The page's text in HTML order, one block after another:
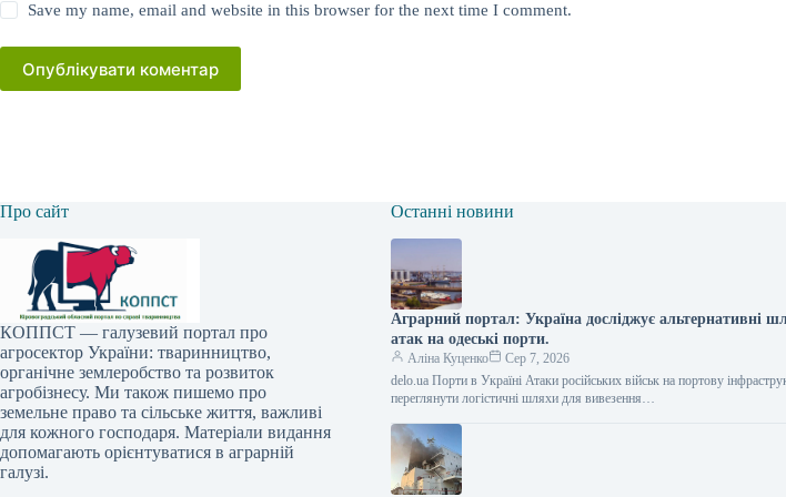
Save my name, email and website in this browser for the next time I comment.
Опублікувати коментар
Про сайт
КОППСТ — галузевий портал про
агросектор України: тваринництво,
органічне землеробство та розвиток
агробізнесу. Ми також пишемо про
земельне право та сільське життя, важливі
для кожного господаря. Матеріали видання
допомагають орієнтуватися в аграрній
галузі.
Останні новини
Аграрний портал: Україна досліджує альтернативні
атак на одеські порти.
Аліна Куценко
Сер 7, 2026
delo.ua Порти в Україні Атаки російських військ на портову
переглянути логістичні шляхи для вивезення…